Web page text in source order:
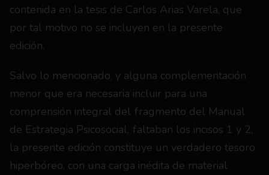
contenida en la tesis de Carlos Arias Varela, que
por tal motivo no se incluyen en la presente
edición.
Salvo lo mencionado, y alguna complementación
menor que era necesaria incluir para una
comprensión integral del fragmento del Manual
de Estrategia Psicosocial, faltaban los incisos 1 y 2,
la presente edición constituye un verdadero tesoro
hiperbóreo, con una carga inédita de material